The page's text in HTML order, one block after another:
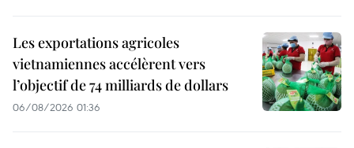
Les exportations agricoles
vietnamiennes accélèrent vers
l’objectif de 74 milliards de dollars
06/08/2026 01:36